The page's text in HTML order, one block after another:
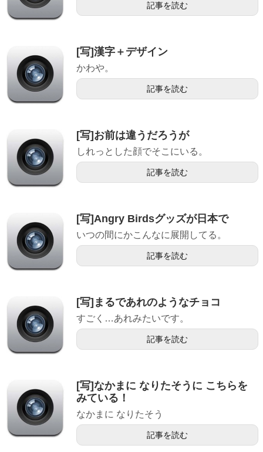
記事を読む
[写]漢字＋デザイン
かわや。
記事を読む
[写]お前は違うだろうが
しれっとした顔でそこにいる。
記事を読む
[写]Angry Birdsグッズが日本で
いつの間にかこんなに展開してる。
記事を読む
[写]まるであれのようなチョコ
すごく…あれみたいです。
記事を読む
[写]なかまに なりたそうに こちらを
みている！
なかまに なりたそう
記事を読む